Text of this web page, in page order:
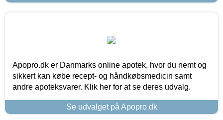
Apopro.dk er Danmarks online apotek, hvor du nemt og
sikkert kan købe recept- og håndkøbsmedicin samt
andre apoteksvarer. Klik her for at se deres udvalg.
Se udvalget på Apopro.dk